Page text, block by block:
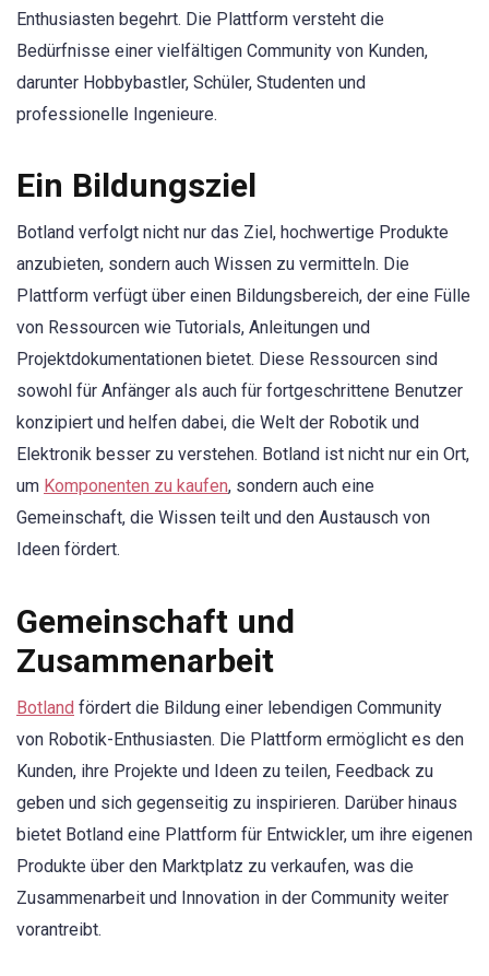
Enthusiasten begehrt. Die Plattform versteht die
Bedürfnisse einer vielfältigen Community von Kunden,
darunter Hobbybastler, Schüler, Studenten und
professionelle Ingenieure.
Ein Bildungsziel
Botland verfolgt nicht nur das Ziel, hochwertige Produkte
anzubieten, sondern auch Wissen zu vermitteln. Die
Plattform verfügt über einen Bildungsbereich, der eine Fülle
von Ressourcen wie Tutorials, Anleitungen und
Projektdokumentationen bietet. Diese Ressourcen sind
sowohl für Anfänger als auch für fortgeschrittene Benutzer
konzipiert und helfen dabei, die Welt der Robotik und
Elektronik besser zu verstehen. Botland ist nicht nur ein Ort,
um Komponenten zu kaufen, sondern auch eine
Gemeinschaft, die Wissen teilt und den Austausch von
Ideen fördert.
Gemeinschaft und
Zusammenarbeit
Botland fördert die Bildung einer lebendigen Community
von Robotik-Enthusiasten. Die Plattform ermöglicht es den
Kunden, ihre Projekte und Ideen zu teilen, Feedback zu
geben und sich gegenseitig zu inspirieren. Darüber hinaus
bietet Botland eine Plattform für Entwickler, um ihre eigenen
Produkte über den Marktplatz zu verkaufen, was die
Zusammenarbeit und Innovation in der Community weiter
vorantreibt.